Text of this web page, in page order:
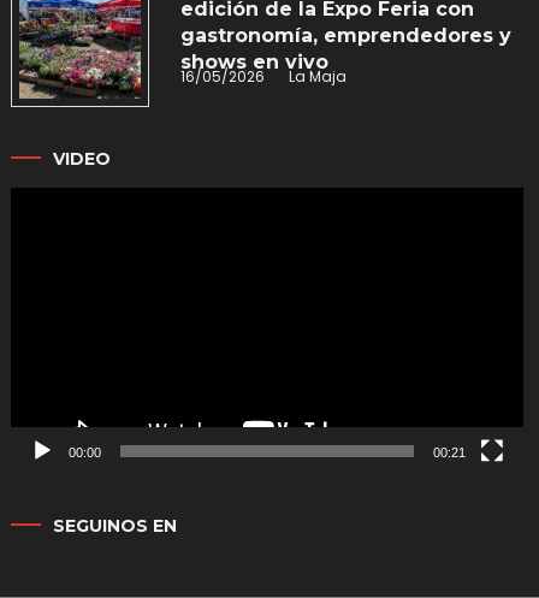
edición de la Expo Feria con
gastronomía, emprendedores y
shows en vivo
16/05/2026 La Maja
VIDEO
00:00 00:21
SEGUINOS EN